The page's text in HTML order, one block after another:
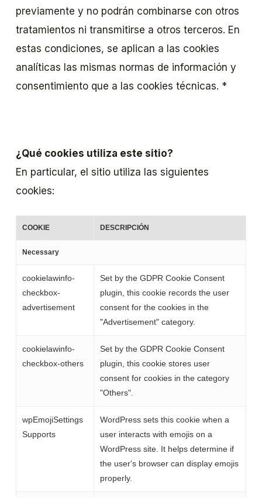
previamente y no podrán combinarse con otros
tratamientos ni transmitirse a otros terceros. En
estas condiciones, se aplican a las cookies
analíticas las mismas normas de información y
consentimiento que a las cookies técnicas. *
¿Qué cookies utiliza este sitio?
En particular, el sitio utiliza las siguientes
cookies:
COOKIE DESCRIPCIÓN
Necessary
cookielawinfo-
checkbox-
advertisement
Set by the GDPR Cookie Consent
plugin, this cookie records the user
consent for the cookies in the
"Advertisement" category.
cookielawinfo-
checkbox-others
Set by the GDPR Cookie Consent
plugin, this cookie stores user
consent for cookies in the category
"Others".
wpEmojiSettings
Supports
WordPress sets this cookie when a
user interacts with emojis on a
WordPress site. It helps determine if
the user's browser can display emojis
properly.